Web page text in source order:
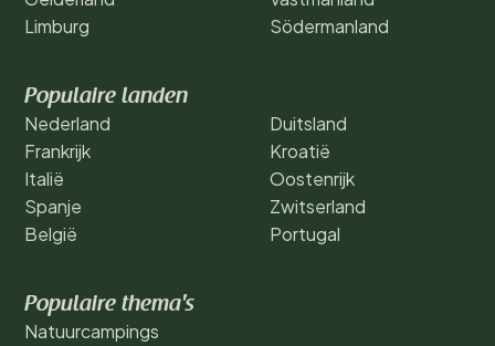
Limburg
Södermanland
Populaire landen
Nederland
Frankrijk
Italië
Spanje
België
Duitsland
Kroatië
Oostenrijk
Zwitserland
Portugal
Populaire thema's
Natuurcampings